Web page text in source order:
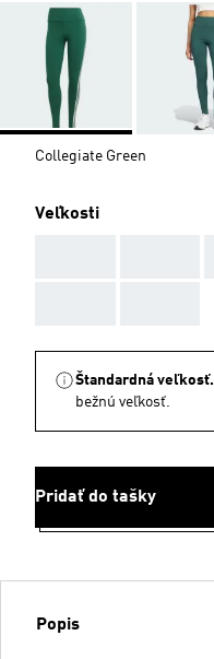
Collegiate Green
Veľkosti
Štandardná veľkosť.
bežnú veľkosť.
Pridať do tašky
Popis